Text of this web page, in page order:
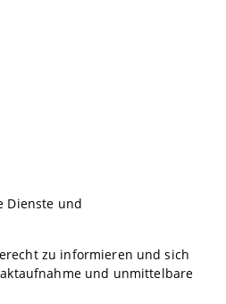
Dienste und
zu informieren und sich
und unmittelbare